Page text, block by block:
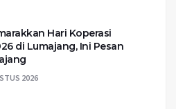
Hari Koperasi
di Lumajang, Ini Pesan
2026